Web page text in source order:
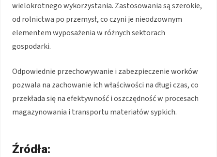
wielokrotnego wykorzystania. Zastosowania są szerokie,
od rolnictwa po przemysł, co czyni je nieodzownym
elementem wyposażenia w różnych sektorach
gospodarki.
Odpowiednie przechowywanie i zabezpieczenie worków
pozwala na zachowanie ich właściwości na długi czas, co
przekłada się na efektywność i oszczędność w procesach
magazynowania i transportu materiałów sypkich.
Źródła: